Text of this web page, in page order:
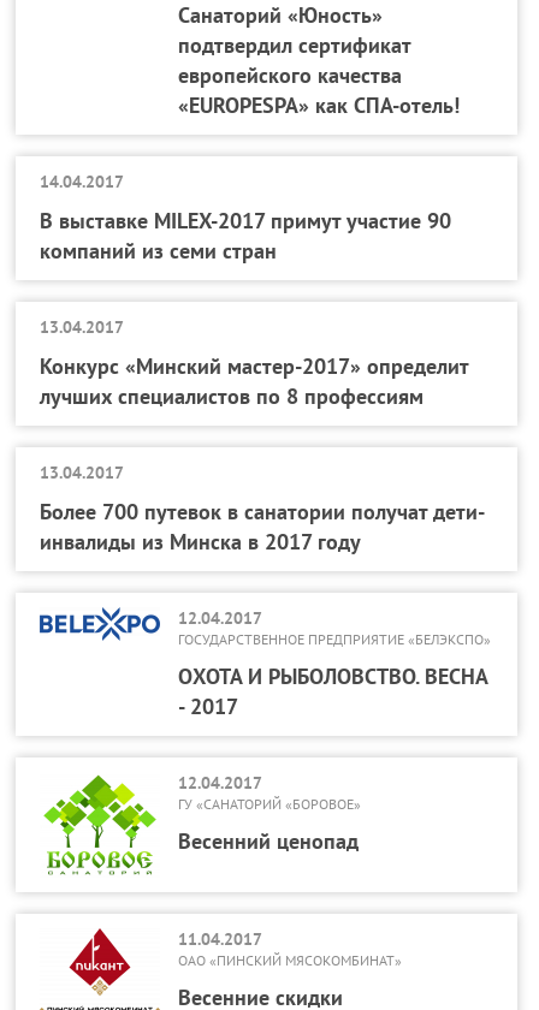
Санаторий «Юность»
подтвердил сертификат
европейского качества
«EUROPESPA» как СПА-отель!
14.04.2017
В выставке MILEX-2017 примут участие 90
компаний из семи стран
13.04.2017
Конкурс «Минский мастер-2017» определит
лучших специалистов по 8 профессиям
13.04.2017
Более 700 путевок в санатории получат дети-
инвалиды из Минска в 2017 году
12.04.2017
ГОСУДАРСТВЕННОЕ ПРЕДПРИЯТИЕ «БЕЛЭКСПО»
ОХОТА И РЫБОЛОВСТВО. ВЕСНА
- 2017
12.04.2017
ГУ «САНАТОРИЙ «БОРОВОЕ»
Весенний ценопад
11.04.2017
ОАО «ПИНСКИЙ МЯСОКОМБИНАТ»
Весенние скидки